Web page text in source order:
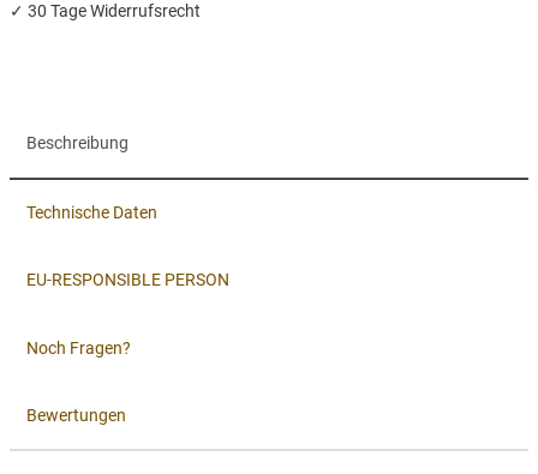
✓ 30 Tage Widerrufsrecht
Beschreibung
Technische Daten
EU-RESPONSIBLE PERSON
Noch Fragen?
Bewertungen